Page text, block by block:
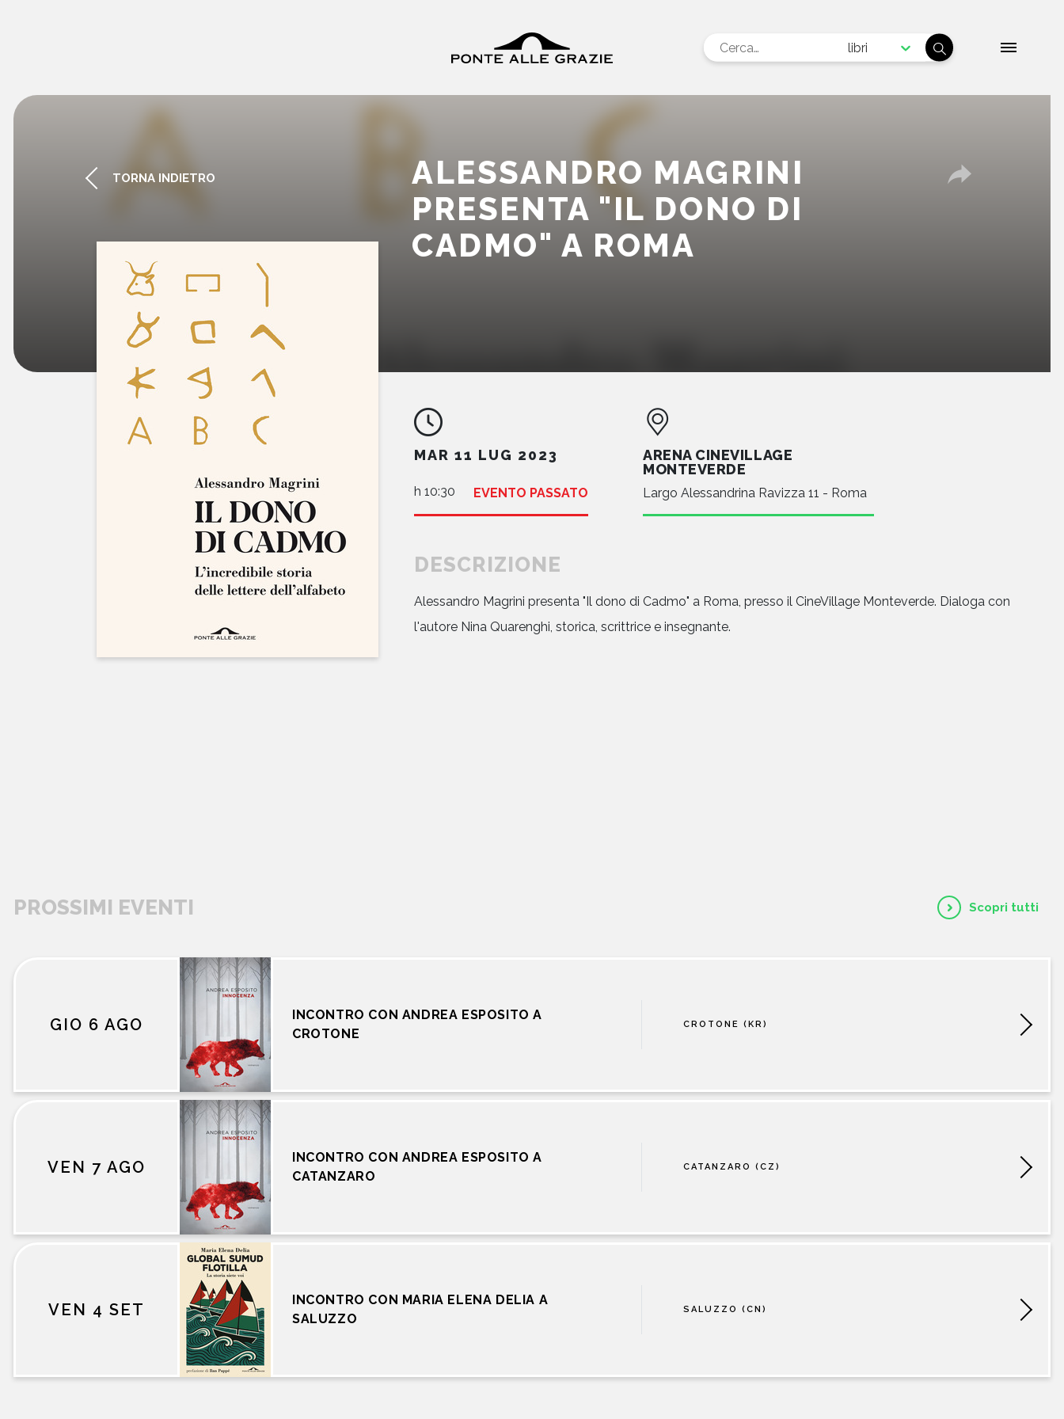
libri
TORNA INDIETRO
ALESSANDRO MAGRINI
PRESENTA "IL DONO DI
CADMO" A ROMA
MAR 11 LUG 2023
h 10:30 EVENTO PASSATO
ARENA CINEVILLAGE
MONTEVERDE
Largo Alessandrina Ravizza 11 - Roma
DESCRIZIONE
Alessandro Magrini presenta "Il dono di Cadmo" a Roma, presso il CineVillage Monteverde. Dialoga con
l'autore Nina Quarenghi, storica, scrittrice e insegnante.
PROSSIMI EVENTI Scopri tutti
GIO 6 AGO CROTONE (KR)
INCONTRO CON ANDREA ESPOSITO A
CROTONE
VEN 7 AGO CATANZARO (CZ)
INCONTRO CON ANDREA ESPOSITO A
CATANZARO
VEN 4 SET SALUZZO (CN)
INCONTRO CON MARIA ELENA DELIA A
SALUZZO